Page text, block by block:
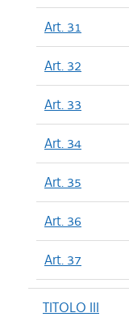
Art. 31
Art. 32
Art. 33
Art. 34
Art. 35
Art. 36
Art. 37
TITOLO III